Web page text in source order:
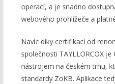
operací, a je snadno
webového prohlížeče a
Navíc díky certifikaci od
společnosti TAYLLORCOX je
nástrojem na českém trhu,
standardy ZoKB. Aplikace